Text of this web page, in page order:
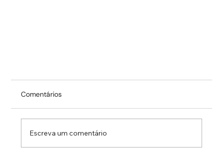
Comentários
Escreva um comentário